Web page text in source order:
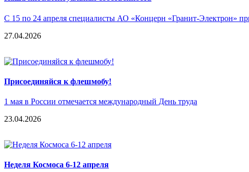
С 15 по 24 апреля специалисты АО «Концерн «Гранит-Электрон»
27.04.2026
Присоединяйся к флешмобу!
1 мая в России отмечается международный День труда
23.04.2026
Неделя Космоса 6-12 апреля